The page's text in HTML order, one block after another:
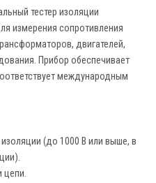
тестер изоляции
измерения сопротивления
двигателей,
Прибор обеспечивает
международным
(до 1000 В или выше, в
цепи.